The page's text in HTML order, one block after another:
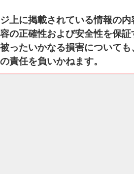
上に掲載されている情報の
の正確性および安全性を保
ったいかなる損害について
責任を負いかねます。